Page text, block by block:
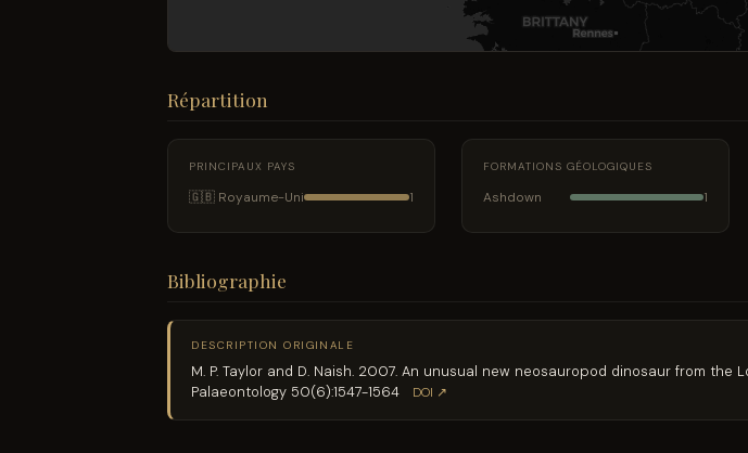
Répartition
PRINCIPAUX PAYS
🇬🇧 Royaume-Uni 1
FORMATIONS GÉOLOGIQUES
Ashdown 1
Bibliographie
DESCRIPTION ORIGINALE
M. P. Taylor and D. Naish. 2007. An unusual new neosauropod dinosaur from the
Palaeontology 50(6):1547-1564
DOI ↗